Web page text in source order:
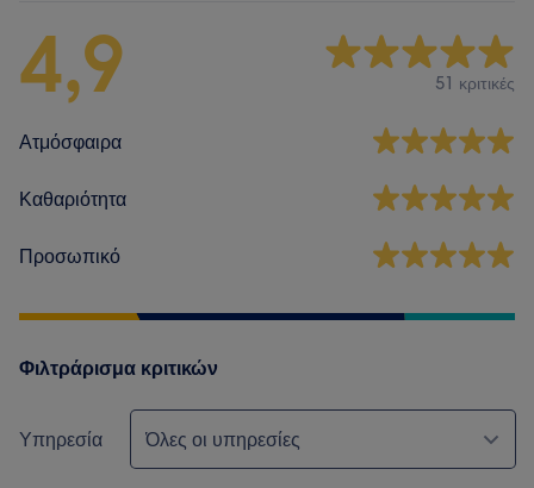
4,9 51 κριτικές
Ατμόσφαιρα
Καθαριότητα
Προσωπικό
Φιλτράρισμα κριτικών
Υπηρεσία Όλες οι υπηρεσίες